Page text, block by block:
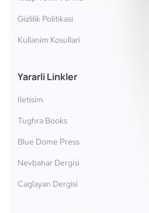
Gizlilik Politikasi
Kullanim Kosullari
Yararli Linkler
Iletisim
Tughra Books
Blue Dome Press
Nevbahar Dergisi
Caglayan Dergisi